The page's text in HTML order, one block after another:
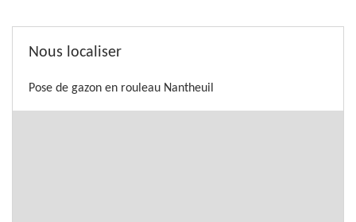
Nous localiser
Pose de gazon en rouleau Nantheuil